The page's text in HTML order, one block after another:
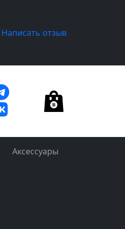
Написать отзыв
Аксессуары